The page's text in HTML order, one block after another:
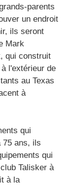
parents
un endroit
ils seront
Mark
qui construit
l'extérieur de
au Texas
à
qui
75 ans, ils
qui
Talisker à
à la